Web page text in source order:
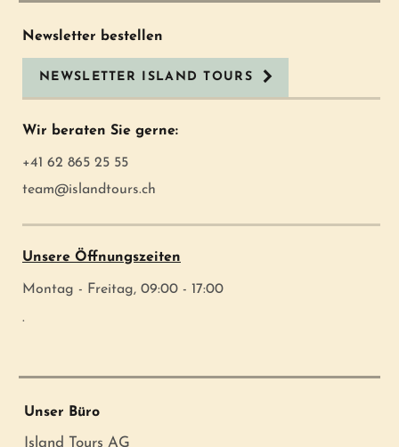
Newsletter bestellen
NEWSLETTER ISLAND TOURS
Wir beraten Sie gerne:
+41 62 865 25 55
team@islandtours.ch
Unsere Öffnungszeiten
Montag - Freitag, 09:00 - 17:00
.
Unser Büro
Island Tours AG